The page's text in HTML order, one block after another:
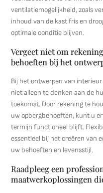
ventilatiemogelijkheid, zoals
inhoud van de kast fris en
optimale conditie blijven.
Vergeet niet om
behoeften bij het
Bij het ontwerpen van
niet alleen te denken aan de
toekomst. Door rekening te
uw opbergbehoeften, kunt u
termijn functioneel blijft.
essentieel bij het creëren van
uw behoeften en levensstijl.
Raadpleeg een
maatwerkoplossingen